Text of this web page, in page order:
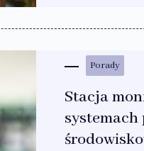
Porady
Stacja